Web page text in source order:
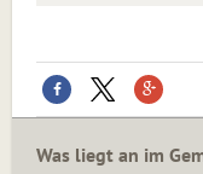
Was liegt an im